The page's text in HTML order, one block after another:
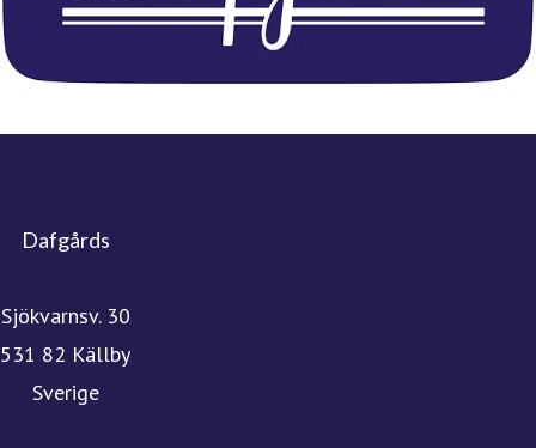
Dafgårds
Sjökvarnsv. 30
531 82 Källby
Sverige